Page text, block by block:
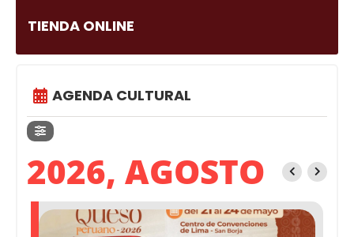
TIENDA ONLINE
AGENDA CULTURAL
2026, AGOSTO